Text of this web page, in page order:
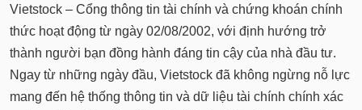
Vietstock – Cổng thông tin tài chính và chứng khoán chính
thức hoạt động từ ngày 02/08/2002, với định hướng trở
thành người bạn đồng hành đáng tin cậy của nhà đầu tư.
Ngay từ những ngày đầu, Vietstock đã không ngừng nỗ lực
mang đến hệ thống thông tin và dữ liệu tài chính chính xác